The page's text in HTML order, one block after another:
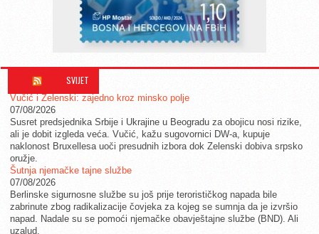
SVIJET
Vučić i Zelenski: zajedno kroz minsko polje
07/08/2026
Susret predsjednika Srbije i Ukrajine u Beogradu za obojicu nosi rizike,
ali je dobit izgleda veća. Vučić, kažu sugovornici DW-a, kupuje
naklonost Bruxellesa uoči presudnih izbora dok Zelenski dobiva srpsko
oružje.
Šutnja njemačke tajne službe
07/08/2026
Berlinske sigurnosne službe su još prije terorističkog napada bile
zabrinute zbog radikalizacije čovjeka za kojeg se sumnja da je izvršio
napad. Nadale su se pomoći njemačke obavještajne službe (BND). Ali
uzalud.